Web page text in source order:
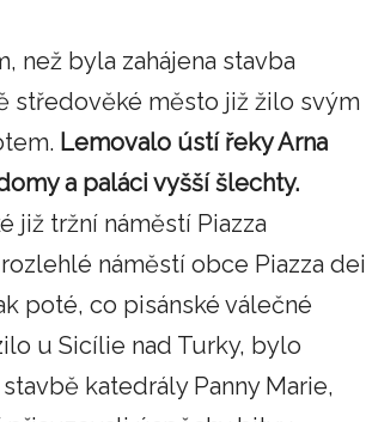
než byla zahájena stavba
středověké město již žilo svým
Lemovalo ústí řeky Arna
a paláci vyšší šlechty.
již tržní náměstí Piazza
náměstí obce Piazza dei
poté, co pisánské válečné
u Sicílie nad Turky, bylo
katedrály Panny Marie,